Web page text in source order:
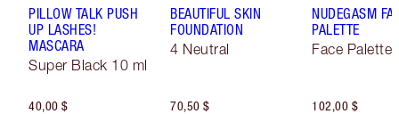
PILLOW TALK PUSH
UP LASHES!
MASCARA
Super Black 10 ml
40,00 $
BEAUTIFUL SKIN
FOUNDATION
4 Neutral
70,50 $
NUDEGASM
PALETTE
Face Palette
102,00 $